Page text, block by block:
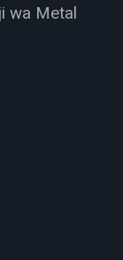
wa Metal